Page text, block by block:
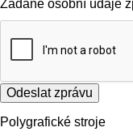
Zadané osobní údaje
Odeslat zprávu
Polygrafické stroje